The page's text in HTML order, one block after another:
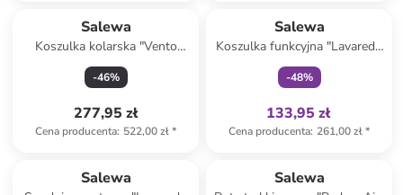
Salewa
Koszulka kolarska "Vento
Merino" w kolorze błękitno-
czarnym
-46%
277,95 zł
Cena producenta: 522,00 zł*
Salewa
Koszulka funkcyjna "Lavaredo
Hemp" w kolorze czerwonym
-48%
133,95 zł
Cena producenta: 261,00 zł*
Salewa Salewa